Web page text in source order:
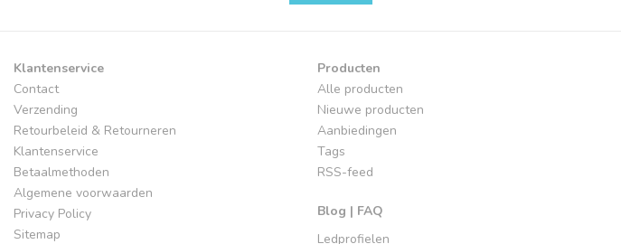
Klantenservice
Contact
Verzending
Retourbeleid & Retourneren
Klantenservice
Betaalmethoden
Algemene voorwaarden
Privacy Policy
Sitemap
Producten
Alle producten
Nieuwe producten
Aanbiedingen
Tags
RSS-feed
Blog | FAQ
Ledprofielen